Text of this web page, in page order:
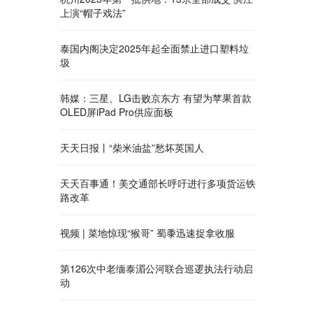
上演“帽子戏法”
泰国内阁决定2025年起全面禁止进口塑料垃
圾
韩媒：三星、LG击败京东方 有望为苹果首款
OLED屏iPad Pro供应面板
天天日报丨“柴米油盐”愁坏英国人
天天百事通！美交通部长呼吁进行多项货运铁
路改革
视频 | 菜地惊现“猴哥” 蜀黍迅速捉拿收服
第126次中老缅泰湄公河联合巡逻执法行动启
动